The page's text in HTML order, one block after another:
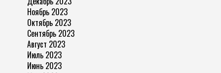
Ноябрь 2023
Октябрь 2023
Сентябрь 2023
Август 2023
Июль 2023
Июнь 2023